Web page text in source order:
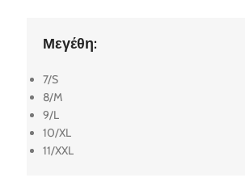
Μεγέθη:
7/S
8/M
9/L
10/XL
11/XXL